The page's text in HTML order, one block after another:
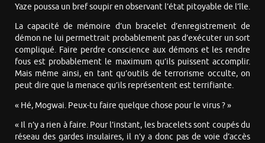
Yaze poussa un bref soupir en observant l’état pitoyable de l’île.
La capacité de mémoire d’un bracelet d’enregistrement de
démon ne lui permettrait probablement pas d’exécuter un sort
compliqué. Faire perdre conscience aux démons et les rendre
fous est probablement le maximum qu’ils puissent accomplir.
Mais même ainsi, en tant qu’outils de terrorisme occulte, on
peut dire que la menace qu’ils représentent est terrifiante.
« Hé, Mogwai. Peux-tu faire quelque chose pour le virus ? »
« Il n’y a rien à faire. Pour l’instant, les bracelets sont coupés du
réseau des gardes insulaires, il n’y a donc pas de voie d’accès